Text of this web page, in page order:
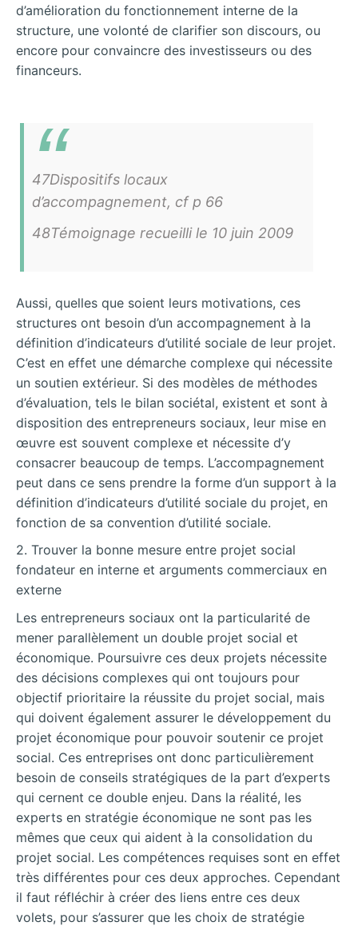
d’amélioration du fonctionnement interne de la
structure, une volonté de clarifier son discours, ou
encore pour convaincre des investisseurs ou des
financeurs.
47Dispositifs locaux
d’accompagnement, cf p 66
48Témoignage recueilli le 10 juin 2009
Aussi, quelles que soient leurs motivations, ces
structures ont besoin d’un accompagnement à la
définition d’indicateurs d’utilité sociale de leur projet.
C’est en effet une démarche complexe qui nécessite
un soutien extérieur. Si des modèles de méthodes
d’évaluation, tels le bilan sociétal, existent et sont à
disposition des entrepreneurs sociaux, leur mise en
œuvre est souvent complexe et nécessite d’y
consacrer beaucoup de temps. L’accompagnement
peut dans ce sens prendre la forme d’un support à la
définition d’indicateurs d’utilité sociale du projet, en
fonction de sa convention d’utilité sociale.
2. Trouver la bonne mesure entre projet social
fondateur en interne et arguments commerciaux en
externe
Les entrepreneurs sociaux ont la particularité de
mener parallèlement un double projet social et
économique. Poursuivre ces deux projets nécessite
des décisions complexes qui ont toujours pour
objectif prioritaire la réussite du projet social, mais
qui doivent également assurer le développement du
projet économique pour pouvoir soutenir ce projet
social. Ces entreprises ont donc particulièrement
besoin de conseils stratégiques de la part d’experts
qui cernent ce double enjeu. Dans la réalité, les
experts en stratégie économique ne sont pas les
mêmes que ceux qui aident à la consolidation du
projet social. Les compétences requises sont en effet
très différentes pour ces deux approches. Cependant
il faut réfléchir à créer des liens entre ces deux
volets, pour s’assurer que les choix de stratégie